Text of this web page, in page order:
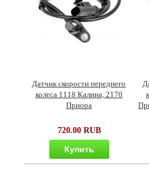
Датчик скорости переднего
колеса 1118 Калина, 2170
Приора
720.00 RUB
Купить